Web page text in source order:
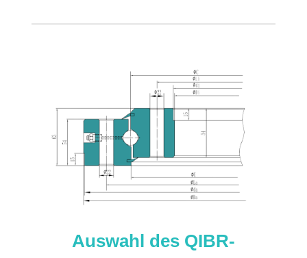
Auswahl des QIBR-